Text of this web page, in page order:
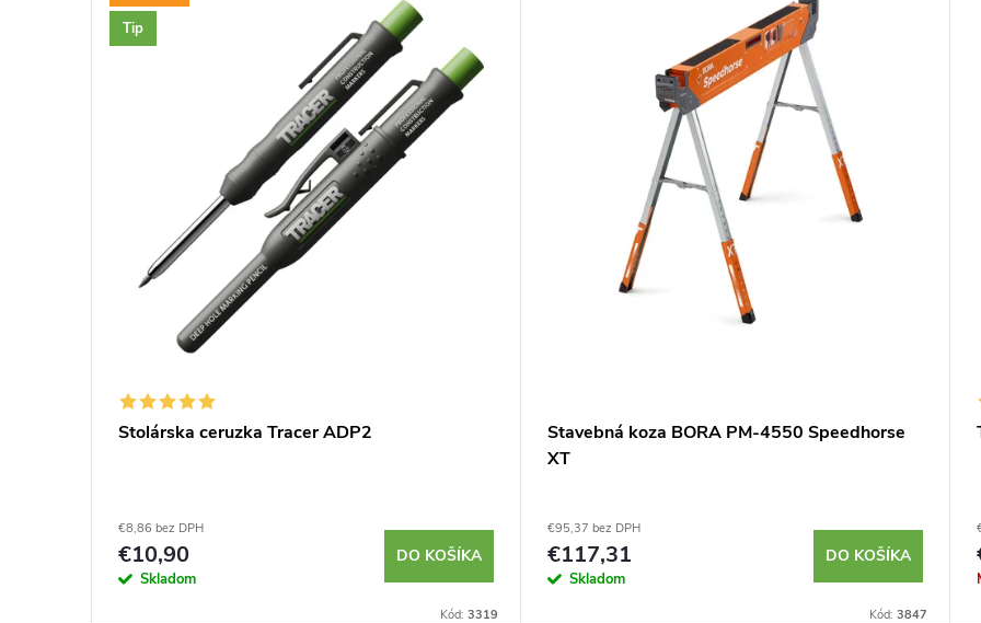
Tip
Stolárska ceruzka Tracer ADP2
€8,86 bez DPH
€10,90
Skladom
DO KOŠÍKA
Kód: 3319
Stavebná koza BORA PM-4550 Speedhorse
XT
€95,37 bez DPH
€117,31
Skladom
DO KOŠÍKA
Kód: 3847